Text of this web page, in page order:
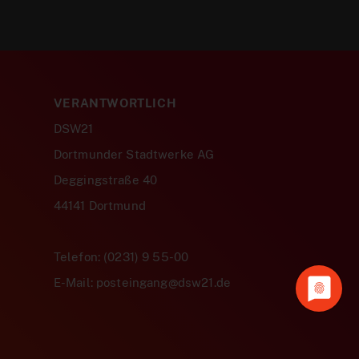
VERANTWORTLICH
DSW21
Dortmunder Stadtwerke AG
Deggingstraße 40
44141 Dortmund
Telefon: (0231) 9 55-00
E-Mail: posteingang@dsw21.de